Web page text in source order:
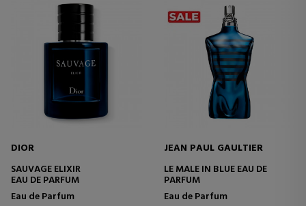
DIOR
SAUVAGE ELIXIR
EAU DE PARFUM
Eau de Parfum
JEAN PAUL GAULTIER
LE MALE IN BLUE EAU DE
PARFUM
Eau de Parfum